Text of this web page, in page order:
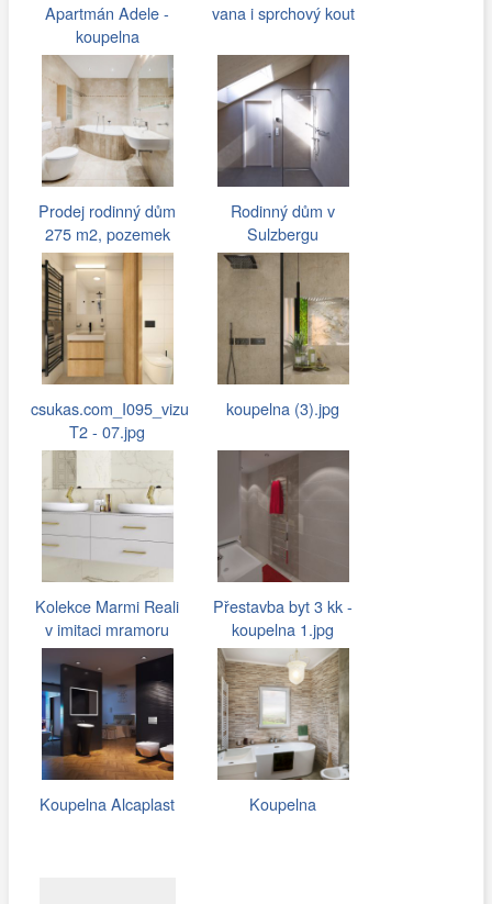
Apartmán Adele -
koupelna
vana i sprchový kout
Prodej rodinný dům
275 m2, pozemek
1571 m2
Rodinný dům v
Sulzbergu
csukas.com_I095_vizu
T2 - 07.jpg
koupelna (3).jpg
Kolekce Marmi Reali
v imitaci mramoru
Přestavba byt 3 kk -
koupelna 1.jpg
Koupelna Alcaplast Koupelna